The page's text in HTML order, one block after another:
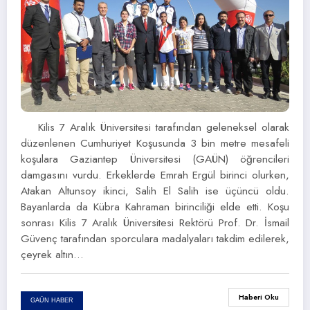
Kilis 7 Aralık Üniversitesi tarafından geleneksel olarak
düzenlenen Cumhuriyet Koşusunda 3 bin metre mesafeli
koşulara Gaziantep Üniversitesi (GAÜN) öğrencileri
damgasını vurdu. Erkeklerde Emrah Ergül birinci olurken,
Atakan Altunsoy ikinci, Salih El Salih ise üçüncü oldu.
Bayanlarda da Kübra Kahraman birinciliği elde etti. Koşu
sonrası Kilis 7 Aralık Üniversitesi Rektörü Prof. Dr. İsmail
Güvenç tarafından sporculara madalyaları takdim edilerek,
çeyrek altın…
GAÜN HABER Haberi Oku